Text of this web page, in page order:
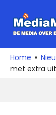
naar
media
over
de
Home
met extra